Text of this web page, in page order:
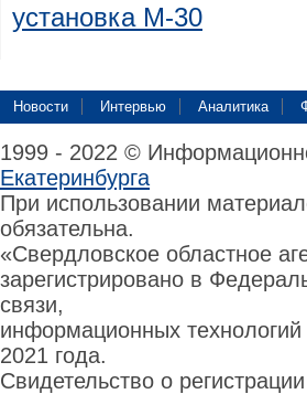
установка М-30
Новости Интервью Аналитика
1999 - 2022 ©
Екатеринбурга
При использовании
обязательна.
«Свердловское областное
зарегистрировано в
связи,
информационных
2021 года.
Свидетельство о